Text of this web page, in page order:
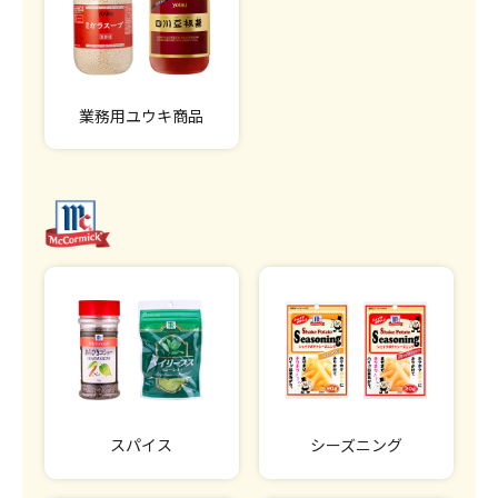
業務用ユウキ商品
スパイス シーズニング